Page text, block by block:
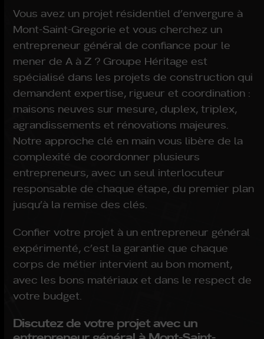
Vous avez un projet résidentiel d’envergure à
Mont-Saint-Gregorie et vous cherchez un
entrepreneur général de confiance pour le
mener de A à Z ? Groupe Héritage est
spécialisé dans les projets de construction qui
demandent expertise, rigueur et coordination :
maisons neuves sur mesure, duplex, triplex,
agrandissements et rénovations majeures.
Notre approche clé en main vous libère de la
complexité de coordonner plusieurs
entrepreneurs, avec un seul interlocuteur
responsable de chaque étape, du premier plan
jusqu’à la remise des clés.
Confier votre projet à un entrepreneur général
expérimenté, c’est la garantie que chaque
corps de métier intervient au bon moment,
avec les bons matériaux et dans le respect de
votre budget.
Discutez de votre projet avec un